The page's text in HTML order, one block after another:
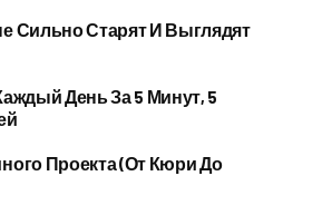
Сильно Старят И Выглядят
День За 5 Минут, 5
Проекта (от Кюри До